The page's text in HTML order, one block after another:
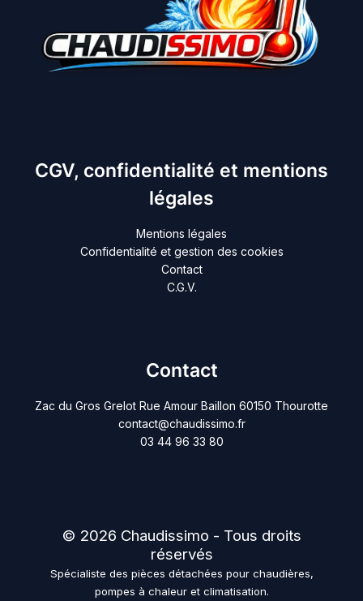
CGV, confidentialité et mentions
légales
Mentions légales
Confidentialité et gestion des cookies
Contact
C.G.V.
Contact
Zac du Gros Grelot Rue Amour Baillon 60150 Thourotte
contact@chaudissimo.fr
03 44 96 33 80
© 2026 Chaudissimo - Tous droits
réservés
Spécialiste des pièces détachées pour chaudières,
pompes à chaleur et climatisation.